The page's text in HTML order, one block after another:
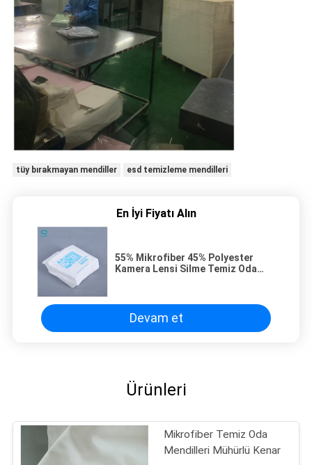
tüy bırakmayan mendiller esd temizleme mendilleri
En İyi Fiyatı Alın
55% Mikrofiber 45% Polyester
Kamera Lensi Silme Temiz Oda
Devam et
Ürünleri
Mikrofiber Temiz Oda
Mendilleri Mühürlü Kenar